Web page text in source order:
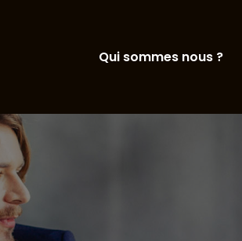
Qui sommes nous ?